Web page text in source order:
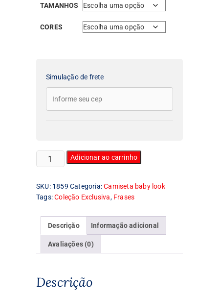
TAMANHOS
CORES
Simulação de frete
Camiseta
Feminina
Look
Manhattan
Adicionar ao carrinho
SKU: 1859 Categoria:Camiseta baby look
Tags:Coleção Exclusiva, Frases
Descrição Informação adicional
Avaliações (0)
Descrição